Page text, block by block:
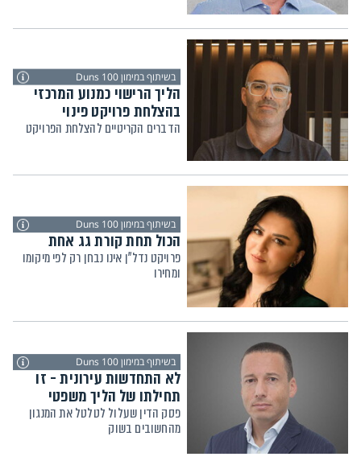
בשיתוף במימון Duns 100
הליך הרישוי כמנוע המרכזי
בהצלחת פרויקט פינוי
הדברים הקריטיים להצלחת הפרויקט
בשיתוף במימון Duns 100
הכול תחת קורת גג אחת
פרויקט נדל"ן אינו נבחן רק לפי מיקומו
ומחירו
בשיתוף במימון Duns 100
לא התחדשות עירונית - זו
תחילתו של הליך משפטי
פסק הדין שעלול לטלטל את המנגון
מהחשובים בשוק